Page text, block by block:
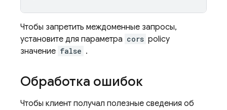
Чтобы запретить междоменные запросы,
установите для параметра cors policy
значение false .
Обработка ошибок
Чтобы клиент получал полезные сведения об